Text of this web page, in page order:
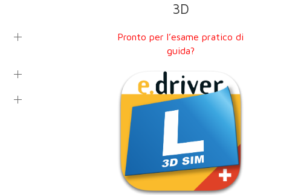
3D
Pronto per l’esame pratico di
guida?